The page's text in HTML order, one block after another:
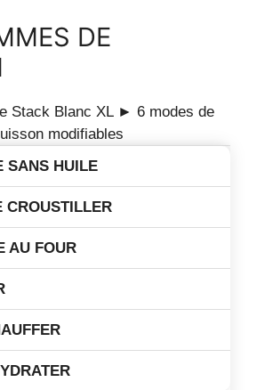
DE
Stack Blanc XL ► 6 modes de
modifiables
SANS HUILE
CROUSTILLER
AU FOUR